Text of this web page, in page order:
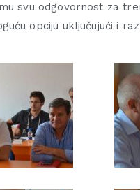
svu odgovornost za
opciju uključujući i